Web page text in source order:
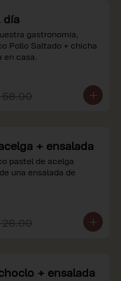
día
gastronomía,
Pollo Saltado + chicha
en casa.
58.00
+ ensalada
pastel de acelga
una ensalada de
26.00
+ ensalada